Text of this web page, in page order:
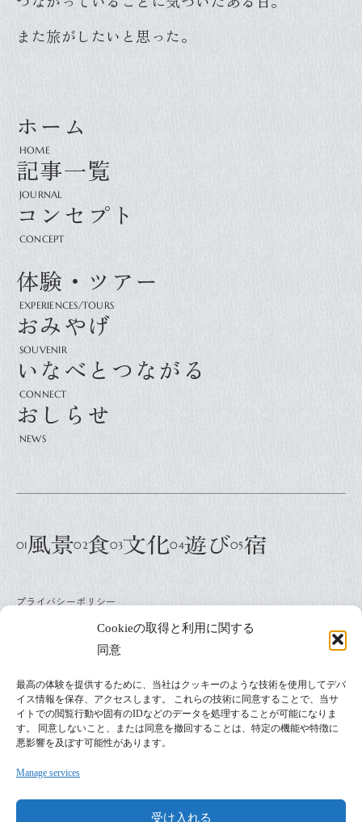
Cookieの取得と利用に関する
同意
最高の体験を提供するために、当社はクッキーのような技術を使用してデバ
イス情報を保存、アクセスします。 これらの技術に同意することで、当サ
イトでの閲覧行動や固有のIDなどのデータを処理することが可能になりま
す。 同意しないこと、または同意を撤回することは、特定の機能や特徴に
悪影響を及ぼす可能性があります。
Manage services
受け入れる
また旅がしたいと思った。
ホーム
記事一覧
コンセプト
体験・ツアー
おみやげ
いなべとつながる
おしらせ
お問い合わせはこちら
プライバシーポリシー
運 営：一般社団法人 グリーンクリエイティブいなべ